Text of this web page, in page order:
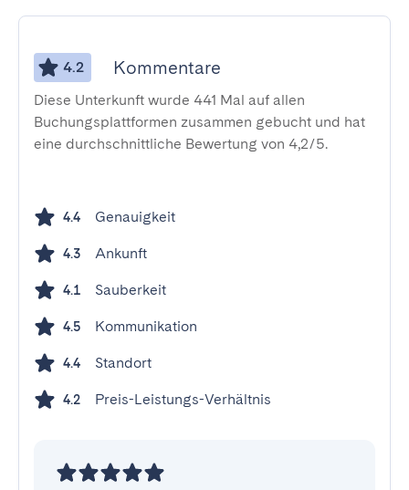
4.2 Kommentare
Diese Unterkunft wurde 441 Mal auf allen
Buchungsplattformen zusammen gebucht und hat
eine durchschnittliche Bewertung von 4,2/5.
4.4 Genauigkeit
4.3 Ankunft
4.1 Sauberkeit
4.5 Kommunikation
4.4 Standort
4.2 Preis-Leistungs-Verhältnis